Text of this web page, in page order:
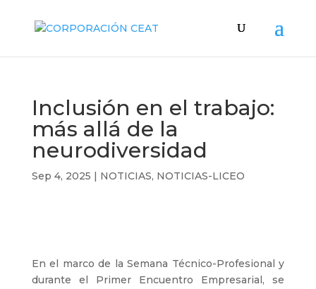
Inclusión en el trabajo:
más allá de la
neurodiversidad
Sep 4, 2025 | NOTICIAS, NOTICIAS-LICEO
En el marco de la Semana Técnico-Profesional y
durante el Primer Encuentro Empresarial, se